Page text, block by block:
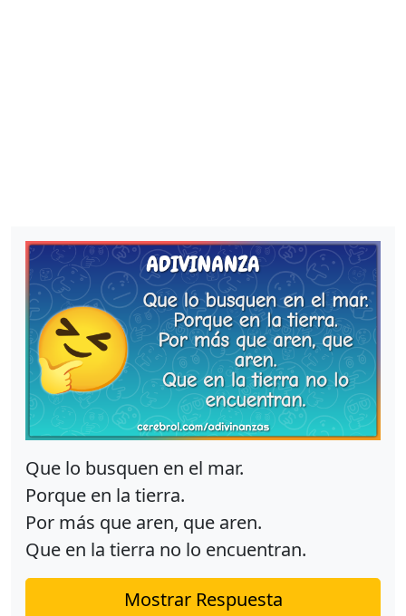
Que lo busquen en el mar.
Porque en la tierra.
Por más que aren, que aren.
Que en la tierra no lo encuentran.
Mostrar Respuesta